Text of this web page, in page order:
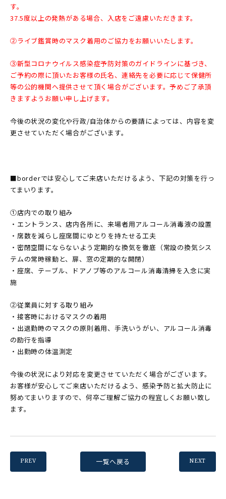
す。
37.5度以上の発熱がある場合、入店をご遠慮いただきます。
②ライブ鑑賞時のマスク着用のご協力をお願いいたします。
③新型コロナウイルス感染症予防対策のガイドラインに基づき、
ご予約の際に頂いたお客様の氏名、連絡先を必要に応じて保健所
等の公的機関へ提供させて頂く場合がございます。予めご了承頂
きますようお願い申し上げます。
今後の状況の変化や行政/自治体からの要請によっては、内容を変
更させていただく場合がございます。
■borderでは安心してご来店いただけるよう、下記の対策を行っ
てまいります。
①店内での取り組み
・エントランス、店内各所に、来場者用アルコール消毒液の設置
・席数を減らし座席間にゆとりを持たせる工夫
・密閉空間にならないよう定期的な換気を徹底（常設の換気シス
テムの常時稼動と、扉、窓の定期的な開閉）
・座席、テーブル、ドアノブ等のアルコール消毒清掃を入念に実
施
②従業員に対する取り組み
・接客時におけるマスクの着用
・出退勤時のマスクの原則着用、手洗いうがい、アルコール消毒
の励行を指導
・出勤時の体温測定
今後の状況により対応を変更させていただく場合がございます。
お客様が安心してご来店いただけるよう、感染予防と拡大防止に
努めてまいりますので、何卒ご理解ご協力の程宜しくお願い致し
ます。
一覧へ戻る
PREV NEXT